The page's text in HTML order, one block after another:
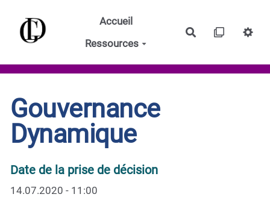
Aller au contenu principal
Accueil
Ressources
Rechercher
Gouvernance
Dynamique
Date de la prise de décision
14.07.2020 - 11:00